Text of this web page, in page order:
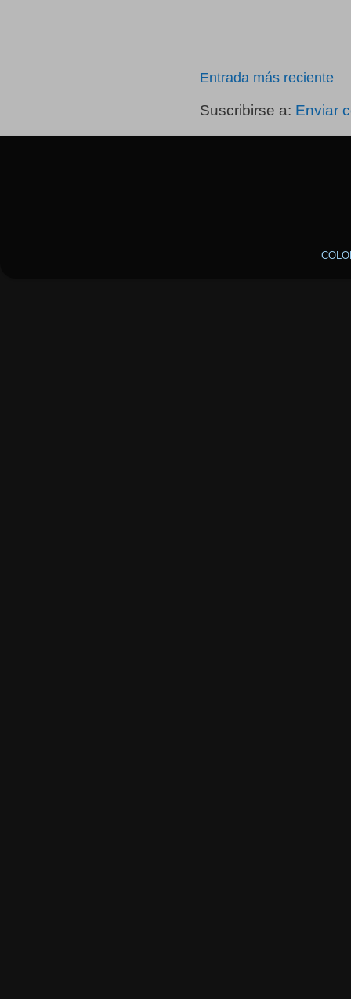
Entrada más reciente
Suscribirse a: Enviar